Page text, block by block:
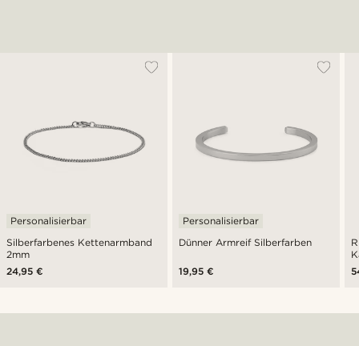
Silberfarbenes Kettenarmband
2mm
Personalisierbar
24,95 €
Dünner Armreif Silberfarben
Personalisierbar
19,95 €